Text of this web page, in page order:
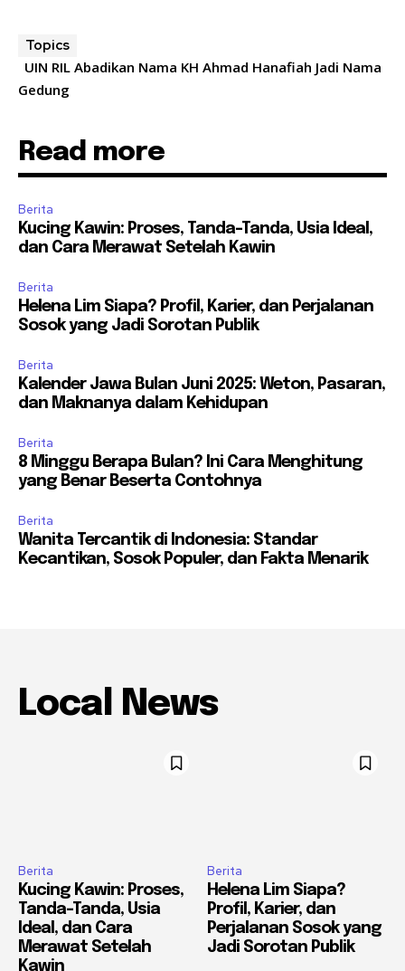
Topics
UIN RIL Abadikan Nama KH Ahmad Hanafiah Jadi Nama
Gedung
Read more
Berita
Kucing Kawin: Proses, Tanda-Tanda, Usia Ideal,
dan Cara Merawat Setelah Kawin
Berita
Helena Lim Siapa? Profil, Karier, dan Perjalanan
Sosok yang Jadi Sorotan Publik
Berita
Kalender Jawa Bulan Juni 2025: Weton, Pasaran,
dan Maknanya dalam Kehidupan
Berita
8 Minggu Berapa Bulan? Ini Cara Menghitung
yang Benar Beserta Contohnya
Berita
Wanita Tercantik di Indonesia: Standar
Kecantikan, Sosok Populer, dan Fakta Menarik
Local News
Berita
Kucing Kawin: Proses,
Tanda-Tanda, Usia
Ideal, dan Cara
Merawat Setelah
Kawin
Berita
Helena Lim Siapa?
Profil, Karier, dan
Perjalanan Sosok yang
Jadi Sorotan Publik